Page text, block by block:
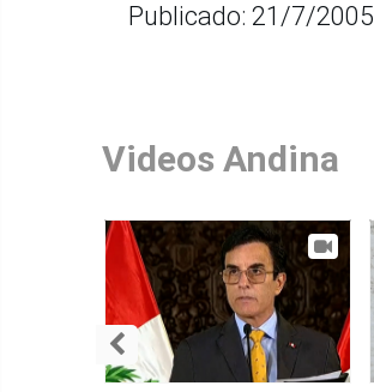
Publicado: 21/7/2005
Videos Andina